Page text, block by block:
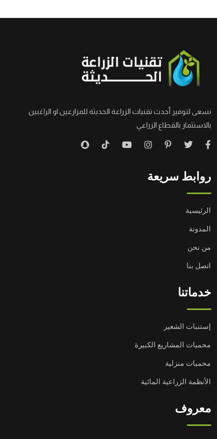
نسعى لتوفير أحدث تقنيات الزراعة الحديثة للمزارعين او الراغبين
بالاستثمار بالقطاع الزراعي
روابط سريعة
الرئيسية
المدونة
من نحن
اتصل بنا
خدماتنا
إستنبات الشعير
محميات المشاريع الكبيرة
محميات منزلية
الأنظمة الزراعية المائية
معروف